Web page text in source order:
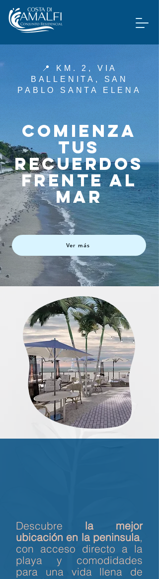
📍 KM. 2, VIA
BALLENITA, SAN
PABLO SANTA ELENA
COMIENZA
TUS
RECUERDOS
FRENTE AL
MAR
Ver más
Descubre la mejor
ubicación en la peninsula,
con acceso directo a la
playa y comodidades
para una vida llena de